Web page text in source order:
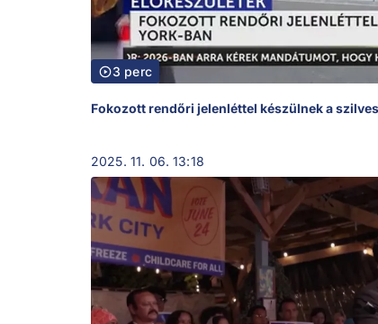
3 perc
Fokozott rendőri jelenléttel készülnek a
2025. 11. 06. 13:18